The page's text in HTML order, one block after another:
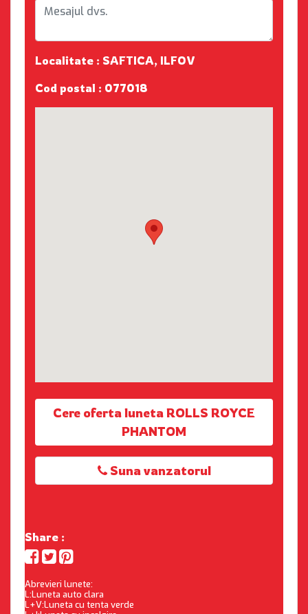
Localitate : SAFTICA, ILFOV
Cod postal : 077018
Cere oferta luneta ROLLS ROYCE
PHANTOM
Suna vanzatorul
Share :
Abrevieri lunete:
L:Luneta auto clara
L+V:Luneta cu tenta verde